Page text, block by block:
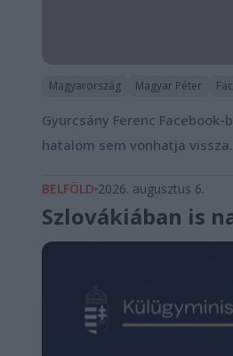
Magyarország Magyar Péter
Gyurcsány Ferenc
hatalom sem vonhatja vissza.
BELFÖLD 2026. augusztus 6.
Szlovákiában is